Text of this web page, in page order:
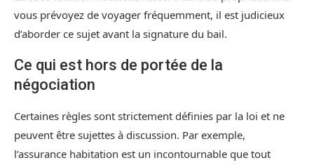
vous prévoyez de voyager fréquemment, il est judicieux
d’aborder ce sujet avant la signature du bail.
Ce qui est hors de portée de la
négociation
Certaines règles sont strictement définies par la loi et ne
peuvent être sujettes à discussion. Par exemple,
l’assurance habitation est un incontournable que tout